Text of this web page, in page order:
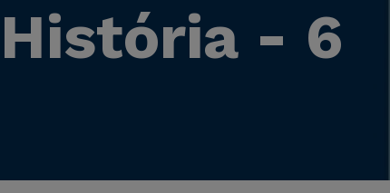
- 6